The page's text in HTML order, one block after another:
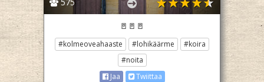
575
🚪🚪🚪
#kolmeoveahaaste #lohikäärme
#koira
#noita
Jaa
Twiittaa